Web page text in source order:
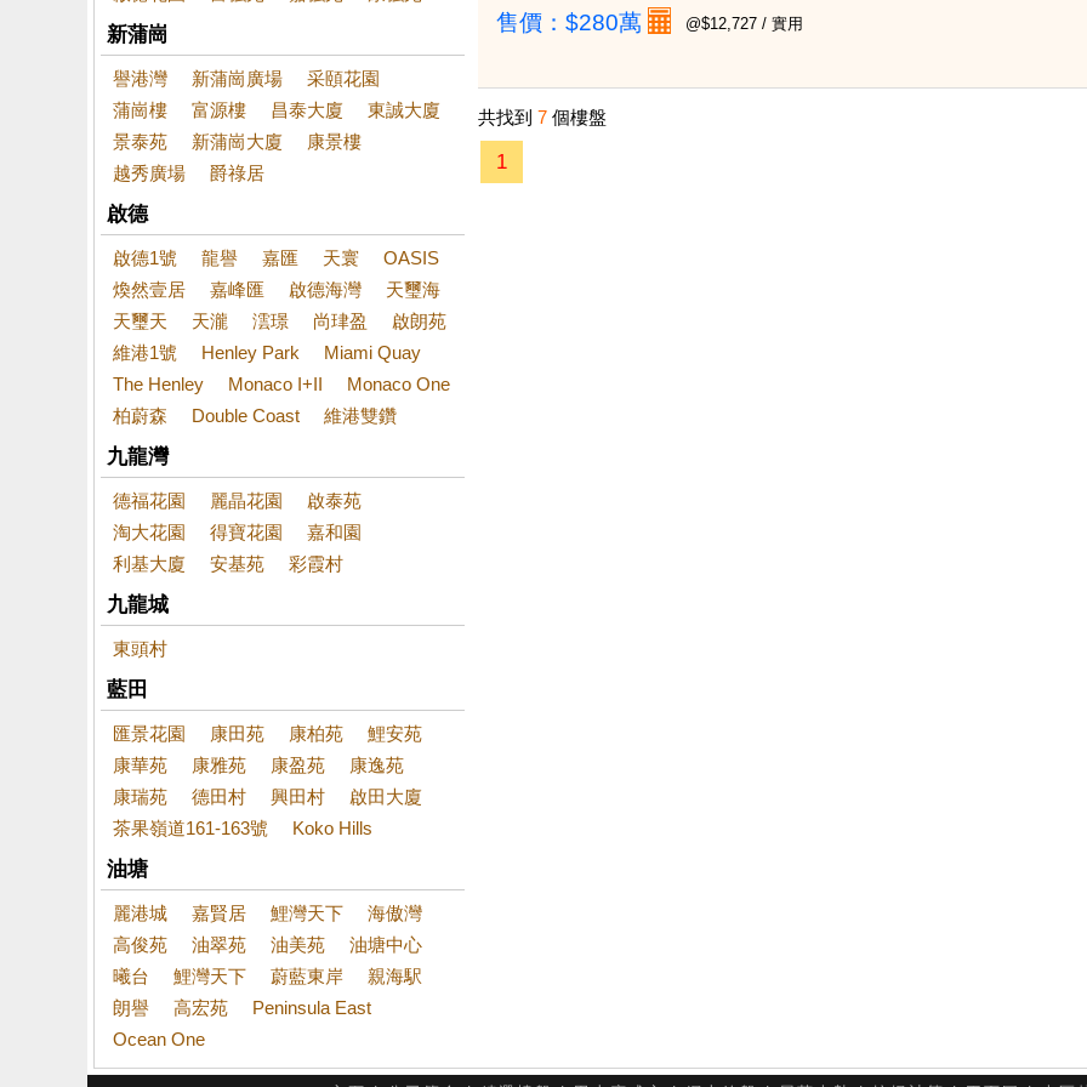
新蒲崗
譽港灣 新蒲崗廣場
采頤花園
蒲崗樓
富源樓 昌泰大廈
東誠大廈
景泰苑
新蒲崗大廈
康景樓
越秀廣場
爵祿居
啟德
啟德1號 龍譽 嘉匯 天寰
OASIS
煥然壹居
嘉峰匯 啟德海灣
天璽海
天璽天
天瀧 澐璟 尚珒盈
啟朗苑
維港1號
Henley Park
Miami Quay
The Henley
Monaco I+II
Monaco One
柏蔚森
Double Coast 維港雙鑽
九龍灣
德福花園 麗晶花園
啟泰苑
淘大花園
得寶花園
嘉和園
利基大廈
安基苑 彩霞村
九龍城
東頭村
藍田
匯景花園 康田苑 康柏苑
鯉安苑
康華苑
康雅苑 康盈苑
康逸苑
康瑞苑
德田村 興田村
啟田大廈
茶果嶺道161-163號
Koko Hills
油塘
麗港城 嘉賢居 鯉灣天下
海傲灣
高俊苑
油翠苑 油美苑
油塘中心
曦台
鯉灣天下 蔚藍東岸
親海駅
朗譽
高宏苑
Peninsula East
Ocean One
售價： $280萬 @$12,727 / 實用
共找到 7 個樓盤
1